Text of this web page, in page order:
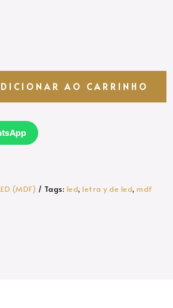
AO CARRINHO
(MDF) Tags: led,letra y de led,mdf